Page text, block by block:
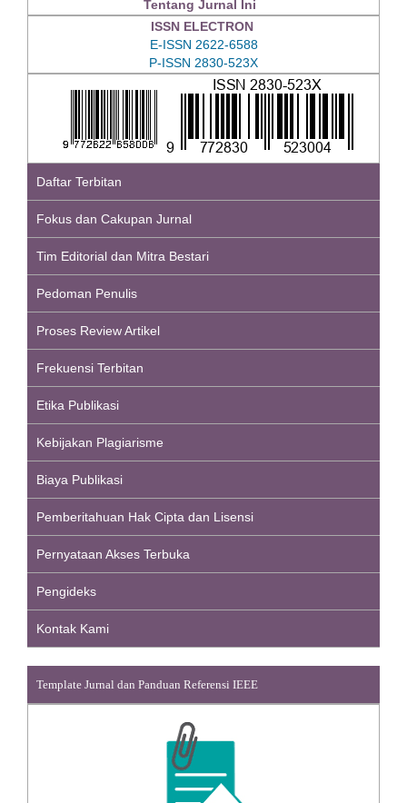
Tentang Jurnal Ini
ISSN ELECTRON
E-ISSN 2622-6588
P-ISSN 2830-523X
Daftar Terbitan
Fokus dan Cakupan Jurnal
Tim Editorial dan Mitra Bestari
Pedoman Penulis
Proses Review Artikel
Frekuensi Terbitan
Etika Publikasi
Kebijakan Plagiarisme
Biaya Publikasi
Pemberitahuan Hak Cipta dan Lisensi
Pernyataan Akses Terbuka
Pengideks
Kontak Kami
Template Jurnal dan Panduan Referensi IEEE